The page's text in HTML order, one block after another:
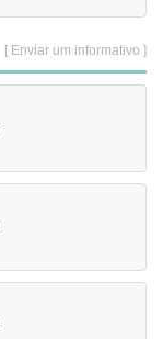
[ Enviar um informativo ]